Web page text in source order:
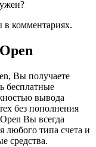
комментариях.
Вы получаете
бесплатные
вывода
без пополнения
Вы всегда
любого типа счета и
средства.